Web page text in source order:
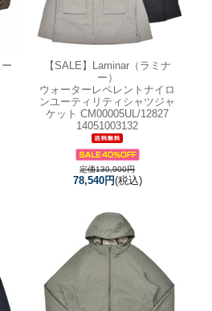
【SALE】
Laminar（ラミナ
ー）
ウォーターレペレントナイロ
ンユーティリティシャツジャ
ケット CM00005UL/12827
14051003132
定価130,900円
78,540円(税込)